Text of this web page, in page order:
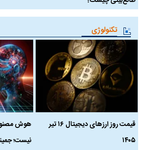
تکنولوژی
قیمت روز ارز‌های دیجیتال ۱۶ تیر
۱۴۰۵
هوش
نیست؛